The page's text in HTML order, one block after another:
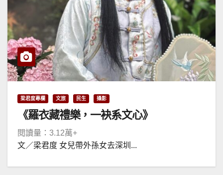
梁君度專欄 文旅 民生 攝影
《羅衣藏禮樂，一袂系文心》
閱讀量：3.12萬+
文／梁君度 女兒帶外孫女去深圳...